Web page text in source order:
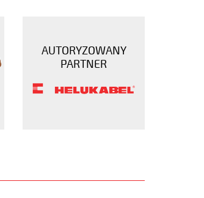
AUTORYZOWANY
PARTNER